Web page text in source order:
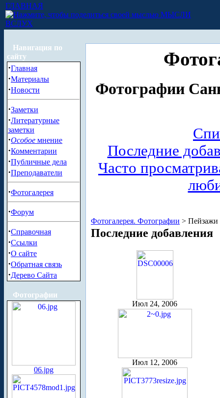
ГЛАВНАЯ
МЫСЛИ
ВСЛУХ
Навигация по
сайту
·Главная
·Материалы
·Новости
·Заметки
·Литературные
заметки
·Особое мнение
·Комментарии
·Публичные дела
·Преподаватели
·Фотогалерея
·Форум
·Справочная
·Ссылки
·О сайте
·Обратная связь
·Дерево Сайта
Фотографии
06.jpg
Фотографии
Последние
Часто
Фотогалерея. Фотографии > Пейзажи
Последние добавления
Июл 24, 2006
Июл 12, 2006